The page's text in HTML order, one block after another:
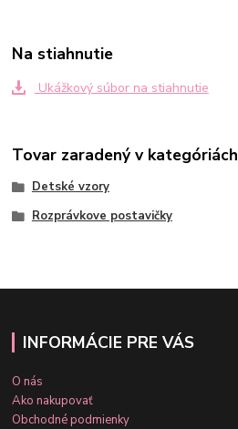
Na stiahnutie
Ukážkový súbor na stiahnutie
Tovar zaradený v kategóriách
Detské vzory
Rozprávkove postavičky
INFORMÁCIE PRE VÁS
O nás
Ako nakupovať
Obchodné podmienky